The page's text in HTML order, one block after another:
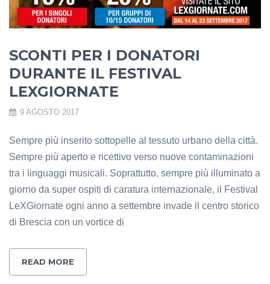
SCONTI PER I DONATORI
DURANTE IL FESTIVAL
LEXGIORNATE
9 AGOSTO 2017
Sempre più inserito sottopelle al tessuto urbano della città.
Sempre più aperto e ricettivo verso nuove contaminazioni
tra i linguaggi musicali. Soprattutto, sempre più illuminato a
giorno da super ospiti di caratura internazionale, il Festival
LeXGiornate ogni anno a settembre invade il centro storico
di Brescia con un vortice di
READ MORE